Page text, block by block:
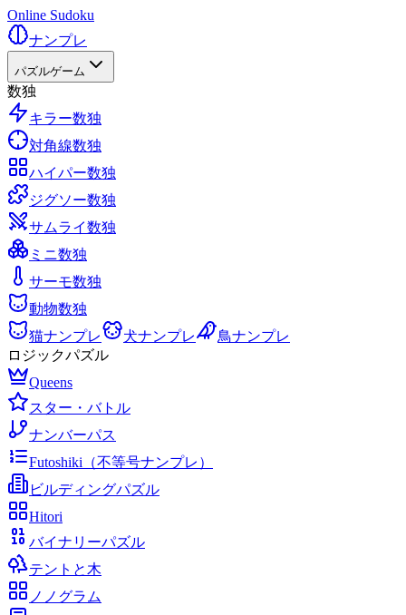
Online Sudoku
ナンプレ
パズルゲーム
数独
キラー数独
対角線数独
ハイパー数独
ジグソー数独
サムライ数独
ミニ数独
サーモ数独
動物数独
猫ナンプレ
犬ナンプレ
鳥ナンプレ
ロジックパズル
Queens
スター・バトル
ナンバーパス
Futoshiki（不等号ナンプレ）
ビルディングパズル
Hitori
バイナリーパズル
テントと木
ノノグラム